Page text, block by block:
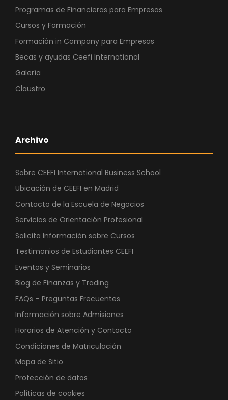
Programas de Financieras para Empresas
Cursos y Formación
Formación in Company para Empresas
Becas y ayudas Ceefi International
Galería
Claustro
Archivo
Sobre CEEFI International Business School
Ubicación de CEEFI en Madrid
Contacto de la Escuela de Negocios
Servicios de Orientación Profesional
Solicita Información sobre Cursos
Testimonios de Estudiantes CEEFI
Eventos y Seminarios
Blog de Finanzas y Trading
FAQs – Preguntas Frecuentes
Información sobre Admisiones
Horarios de Atención y Contacto
Condiciones de Matriculación
Mapa de Sitio
Protección de datos
Políticas de cookies